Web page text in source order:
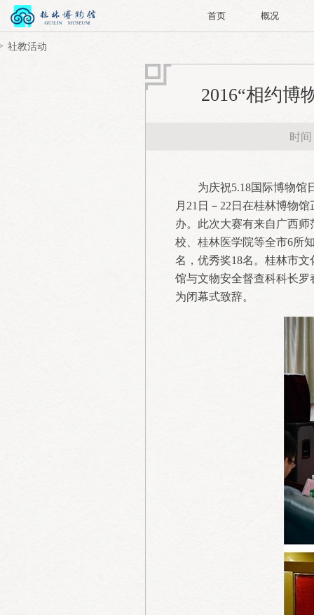
首页 概况
社教活动
2016“相约博
时间
为庆祝5.18国际博物馆
月21日－22日在桂林博物
办。此次大赛有来自广西
校、桂林医学院等全市6所
名，优秀奖18名。桂林市
馆与文物安全督查科科长
为闭幕式致辞。